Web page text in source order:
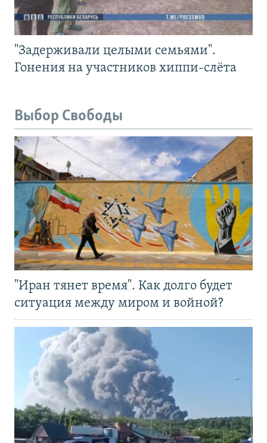
"Задерживали целыми семьями".
Гонения на участников хиппи-слёта
Выбор Свободы
"Иран тянет время". Как долго будет
ситуация между миром и войной?